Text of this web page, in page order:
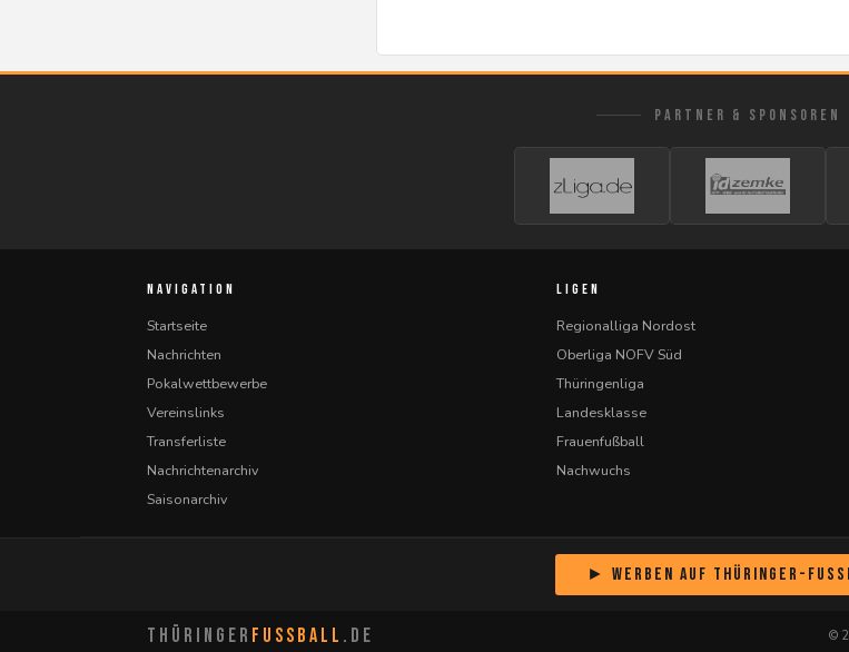
PARTNER & SPONSOREN
NAVIGATION
Startseite
Nachrichten
Pokalwettbewerbe
Vereinslinks
Transferliste
Nachrichtenarchiv
Saisonarchiv
LIGEN
Regionalliga Nordost
Oberliga NOFV Süd
Thüringenliga
Landesklasse
Frauenfußball
Nachwuchs
► Werben auf Thüringer-
THÜRINGER FUSSBALL .DE ©